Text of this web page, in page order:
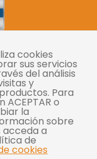
cookies
sus servicios
del análisis
y
Para
o
la
sobre
acceda a
de
cookies